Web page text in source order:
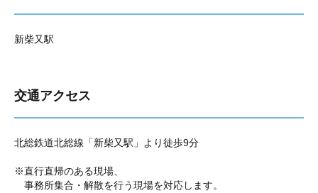
新柴又駅
交通アクセス
北総鉄道北総線「新柴又駅」より徒歩9分
※直行直帰のある現場、
事務所集合・解散を行う現場を対応します。